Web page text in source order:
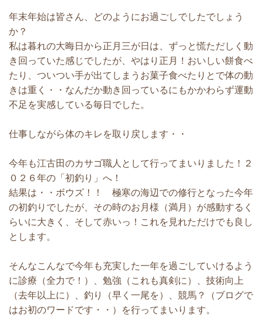
年末年始は皆さん、どのようにお過ごしでしたでしょう
か？
私は暮れの大晦日から正月三が日は、ずっと慌ただしく動
き回っていた感じでしたが、やはり正月！おいしい餅食べ
たり、ついつい手が出てしまうお菓子食べたりとで体の動
きは重く・・なんだか動き回っているにもかかわらず運動
不足を実感している毎日でした。
仕事しながら体のキレを取り戻します・・
今年も江古田のカサゴ職人として行ってまいりました！２
０２６年の「初釣り」へ！
結果は・・ボウズ！！ 極寒の海辺での修行となった今年
の初釣りでしたが、その時のお月様（満月）が感動するく
らいに大きく、そして赤いっ！これを見れただけでも良し
とします。
そんなこんなで今年も充実した一年を過ごしていけるよう
に診療（全力で！）、勉強（これも真剣に）、技術向上
（去年以上に）、釣り（早く一尾を）、競馬？（ブログで
はお初のワードです・・）を行ってまいります。